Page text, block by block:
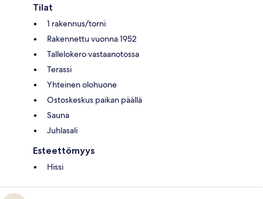
Tilat
1 rakennus/torni
Rakennettu vuonna 1952
Tallelokero vastaanotossa
Terassi
Yhteinen olohuone
Ostoskeskus paikan päällä
Sauna
Juhlasali
Esteettömyys
Hissi